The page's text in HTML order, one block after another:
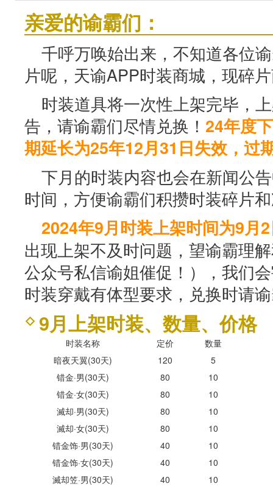
亲爱的谕霸们：
千呼万唤始出来，不知道各位
片呢，天谕APP时装商城，现碎
时装道具将一次性上架完毕，
告，请谕霸们尽情兑换！ 24年度
期延长为25年12月31日失效，过
下月的时装内容也会在新闻公
时间，方便谕霸们积攒时装碎片
2024年9月时装上架时间为9月
出现上架不及时问题，望谕霸理
公众号私信谕姐催促！），我们
时装穿戴有体型要求，兑换时请
9月上架时装、数量、价格
时装名称 定价
数量
暗夜天翼(30天)
120
5
错金·男(30天)
80
10
错金·女(30天)
80
10
滅却·男(30天)
80
10
滅却·女(30天)
80
10
错金饰·男(30天)
40
10
错金饰·女(30天)
40
10
滅却笠·男(30天)
40
10